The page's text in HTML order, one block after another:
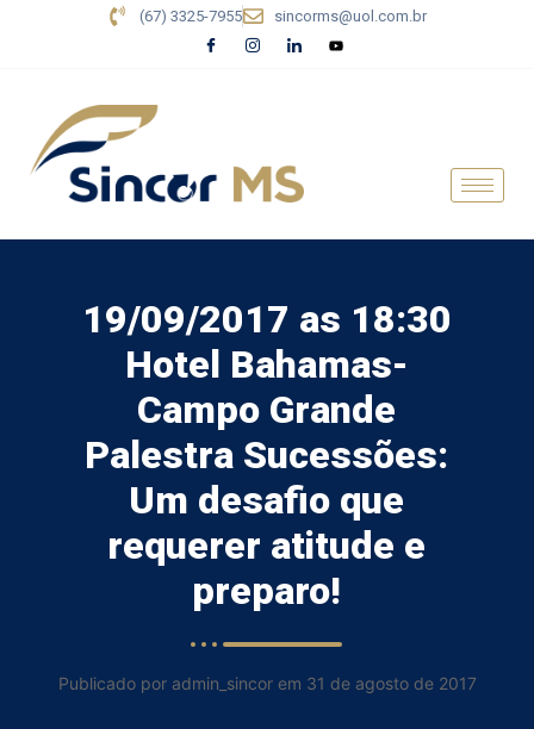
(67) 3325-7955 sincorms@uol.com.br
19/09/2017 as 18:30
Hotel Bahamas-
Campo Grande
Palestra Sucessões:
Um desafio que
requerer atitude e
preparo!
Publicado por admin_sincor em 31 de agosto de 2017